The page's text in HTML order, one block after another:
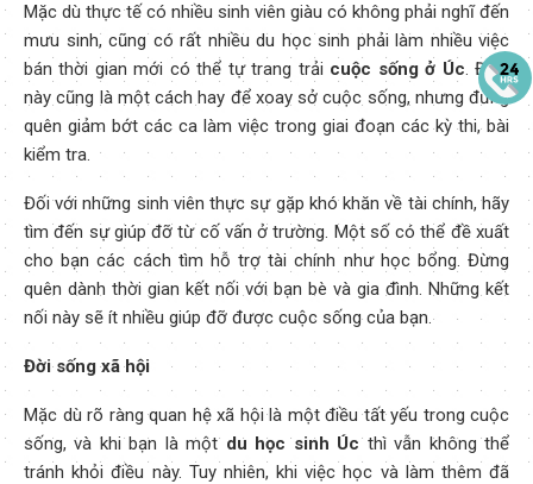
Mặc dù thực tế có nhiều sinh viên giàu có không phải nghĩ đến
mưu sinh, cũng có rất nhiều du học sinh phải làm nhiều việc
bán thời gian mới có thể tự trang trải cuộc sống ở Úc. Điều
này cũng là một cách hay để xoay sở cuộc sống, nhưng đừng
quên giảm bớt các ca làm việc trong giai đoạn các kỳ thi, bài
kiểm tra.
Đối với những sinh viên thực sự gặp khó khăn về tài chính, hãy
tìm đến sự giúp đỡ từ cố vấn ở trường. Một số có thể đề xuất
cho bạn các cách tìm hỗ trợ tài chính như học bổng. Đừng
quên dành thời gian kết nối với bạn bè và gia đình. Những kết
nối này sẽ ít nhiều giúp đỡ được cuộc sống của bạn.
Đời sống xã hội
Mặc dù rõ ràng quan hệ xã hội là một điều tất yếu trong cuộc
sống, và khi bạn là một du học sinh Úcthì vẫn không thể
tránh khỏi điều này. Tuy nhiên, khi việc học và làm thêm đã